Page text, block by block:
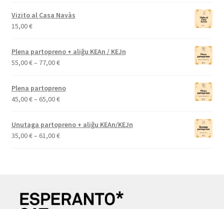
Vizito al Casa Navàs
15,00€
Plena partopreno + aliĝu KEAn / KEJn
55,00€– 77,00€Price
through
Plena partopreno
45,00€– 65,00€Price
through
Unutaga partopreno + aliĝu KEAn/KEJn
35,00€– 61,00€Price